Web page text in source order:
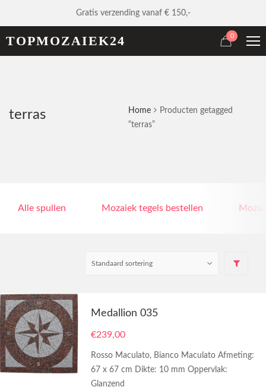
Gratis verzending vanaf € 150,-
TOPMOZAIEK24 0
terras Home
Producten getagged
“terras”
Alle spullen Mozaiek tegels bestellen
Medallion 035
€239,00
Rosso Maculato, Bianco Maculato Afmeting:
67 x 67 cm Dikte: 10 mm Oppervlak:
Glanzend